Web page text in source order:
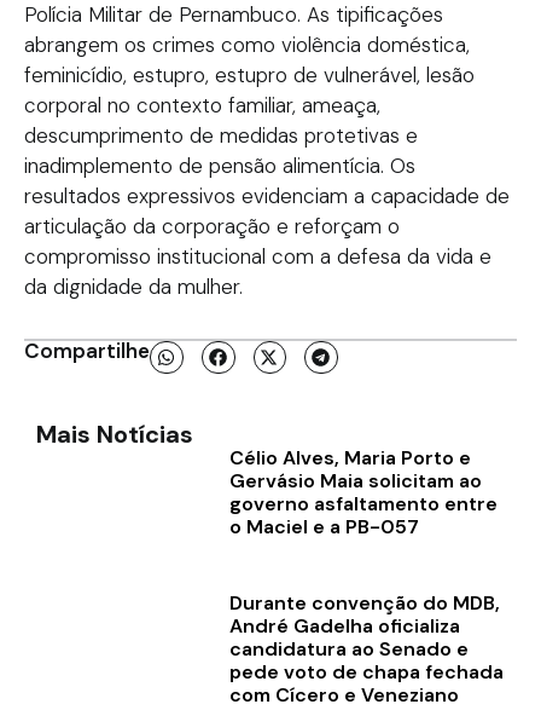
Polícia Militar de Pernambuco. As tipificações
abrangem os crimes como violência doméstica,
feminicídio, estupro, estupro de vulnerável, lesão
corporal no contexto familiar, ameaça,
descumprimento de medidas protetivas e
inadimplemento de pensão alimentícia. Os
resultados expressivos evidenciam a capacidade de
articulação da corporação e reforçam o
compromisso institucional com a defesa da vida e
da dignidade da mulher.
Compartilhe
Mais Notícias
Célio Alves, Maria Porto e
Gervásio Maia solicitam ao
governo asfaltamento entre
o Maciel e a PB-057
Durante convenção do MDB,
André Gadelha oficializa
candidatura ao Senado e
pede voto de chapa fechada
com Cícero e Veneziano